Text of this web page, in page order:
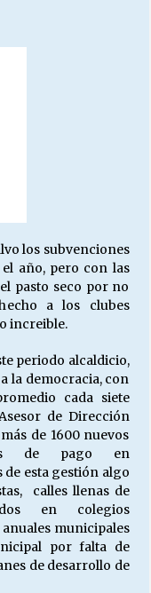
DESPIDOS
a 135 años. “La
Souls (Salvar
la riqueza
los subvenciones
año, pero con las
pasto seco por no
a los clubes
increible.
periodo alcaldicio,
la democracia, con
cada siete
de Dirección
de 1600 nuevos
de pago en
esta gestión algo
calles llenas de
en colegios
municipales
por falta de
de desarrollo de